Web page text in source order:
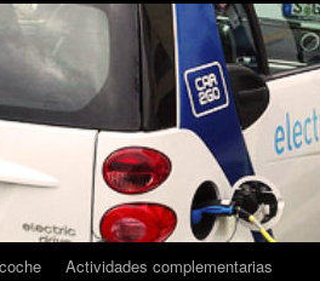
Actividades complementarias